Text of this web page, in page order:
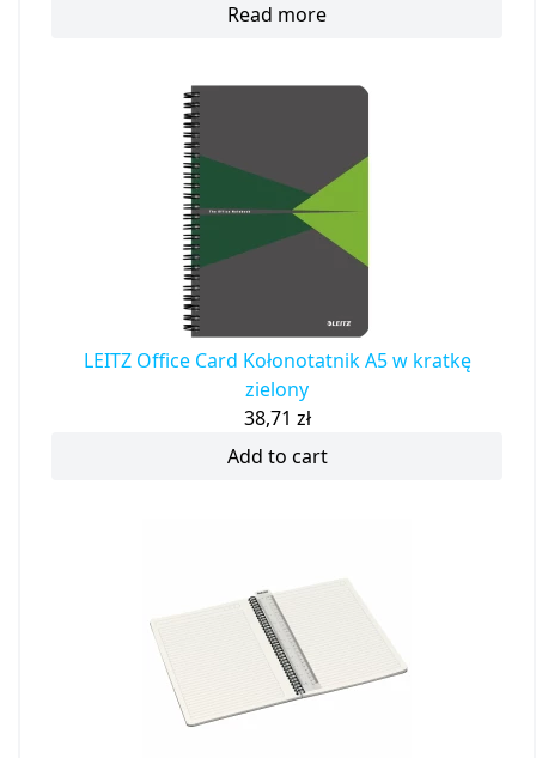
Read more
LEITZ Office Card Kołonotatnik A5 w kratkę
zielony
38,71 zł
Add to cart